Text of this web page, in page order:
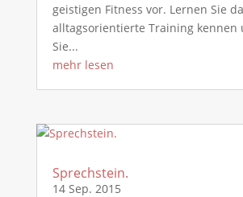
geistigen Fitness vor. Lernen Sie
alltagsorientierte Training kennen
Sie...
mehr lesen
Sprechstein.
14 Sep. 2015